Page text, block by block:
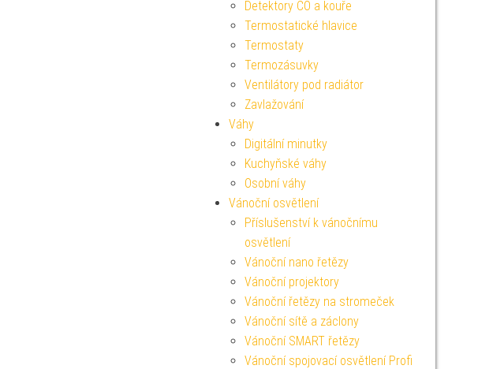
Detektory CO a kouře
Termostatické hlavice
Termostaty
Termozásuvky
Ventilátory pod radiátor
Zavlažování
Váhy
Digitální minutky
Kuchyňské váhy
Osobní váhy
Vánoční osvětlení
Příslušenství k vánočnímu
osvětlení
Vánoční nano řetězy
Vánoční projektory
Vánoční řetězy na stromeček
Vánoční sítě a záclony
Vánoční SMART řetězy
Vánoční spojovací osvětlení Profi